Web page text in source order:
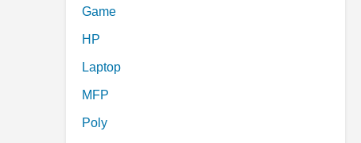
Game
HP
Laptop
MFP
Poly